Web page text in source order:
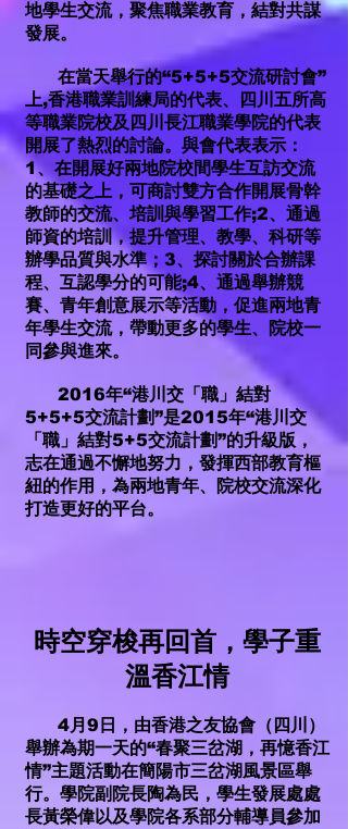
地學生交流，聚焦職業教育，結對共謀
發展。
在當天舉行的“5+5+5交流研討會”
上,香港職業訓練局的代表、四川五所高
等職業院校及四川長江職業學院的代表
開展了熱烈的討論。與會代表表示：
1、在開展好兩地院校間學生互訪交流
的基礎之上，可商討雙方合作開展骨幹
教師的交流、培訓與學習工作;2、通過
師資的培訓，提升管理、教學、科研等
辦學品質與水準；3、探討關於合辦課
程、互認學分的可能;4、通過舉辦競
賽、青年創意展示等活動，促進兩地青
年學生交流，帶動更多的學生、院校一
同參與進來。
2016年“港川交「職」結對
5+5+5交流計劃”是2015年“港川交
「職」結對5+5交流計劃”的升級版，
志在通過不懈地努力，發揮西部教育樞
紐的作用，為兩地青年、院校交流深化
打造更好的平台。
時空穿梭再回首，學子重
溫香江情
4月9日，由香港之友協會（四川）
舉辦為期一天的“春聚三岔湖，再憶香江
情”主題活動在簡陽市三岔湖風景區舉
行。學院副院長陶為民，學生發展處處
長黃榮偉以及學院各系部分輔導員參加